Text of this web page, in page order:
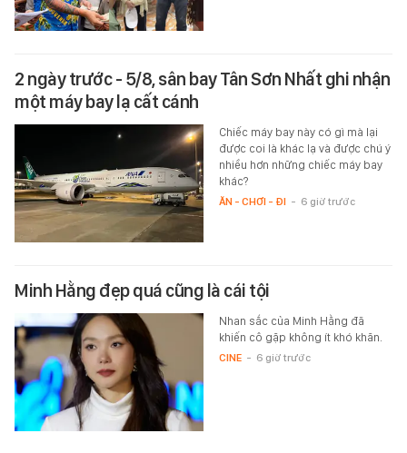
2 ngày trước - 5/8, sân bay Tân Sơn Nhất ghi nhận
một máy bay lạ cất cánh
Chiếc máy bay này có gì mà lại
được coi là khác lạ và được chú ý
nhiều hơn những chiếc máy bay
khác?
ĂN - CHƠI - ĐI - 6 giờ trước
Minh Hằng đẹp quá cũng là cái tội
Nhan sắc của Minh Hằng đã
khiến cô gặp không ít khó khăn.
CINE - 6 giờ trước